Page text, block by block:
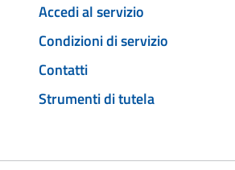
Accedi al servizio
Condizioni di servizio
Contatti
Strumenti di tutela